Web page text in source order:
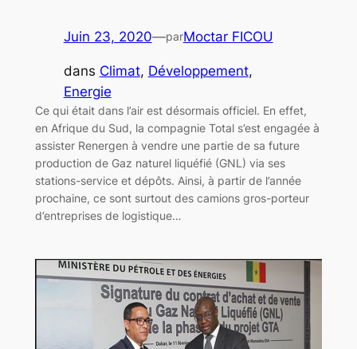
Juin 23, 2020—parMoctar FICOU
dans Climat, Développement
Energie
Ce qui était dans l’air est désormais officiel. En effet,
en Afrique du Sud, la compagnie Total s’est engagée à
assister Renergen à vendre une partie de sa future
production de Gaz naturel liquéfié (GNL) via ses
stations-service et dépôts. Ainsi, à partir de l’année
prochaine, ce sont surtout des camions gros-porteur
d’entreprises de logistique…